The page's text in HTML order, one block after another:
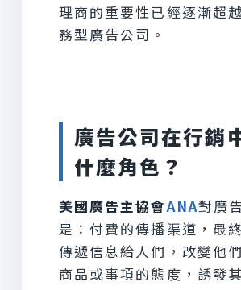
理商的重要性已經逐漸超
務型廣告公司。
廣告公司在行銷
什麼角色？
美國廣告主協會ANA對廣
是：付費的傳播渠道，最
傳遞信息給人們，改變他
商品或事項的態度，誘發